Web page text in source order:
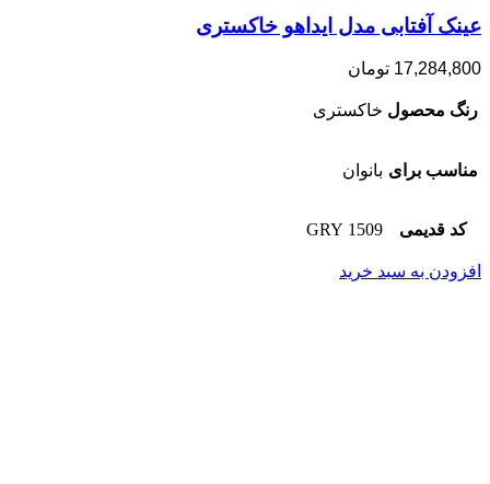
عینک آفتابی مدل ایداهو خاکستری
17,284,800 تومان
رنگ محصول خاکستری
مناسب برای بانوان
کد قدیمی 1509 GRY
افزودن به سبد خرید